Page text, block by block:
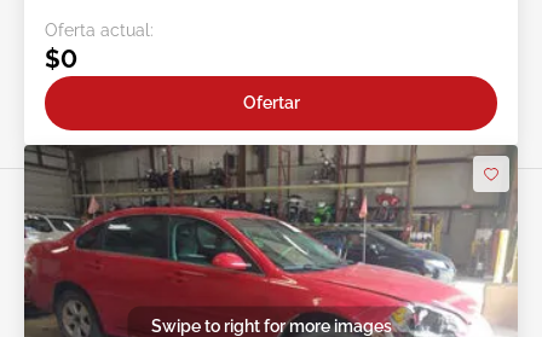
Oferta actual:
$0
Ofertar
Swipe to right for more images